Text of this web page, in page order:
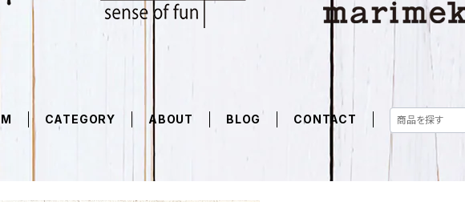
CATEGORY ABOUT BLOG CONTACT